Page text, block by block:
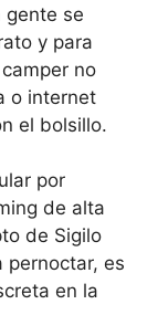
gente se
y para
no
o internet
el bolsillo.
por
de alta
de Sigilo
pernoctar, es
en la